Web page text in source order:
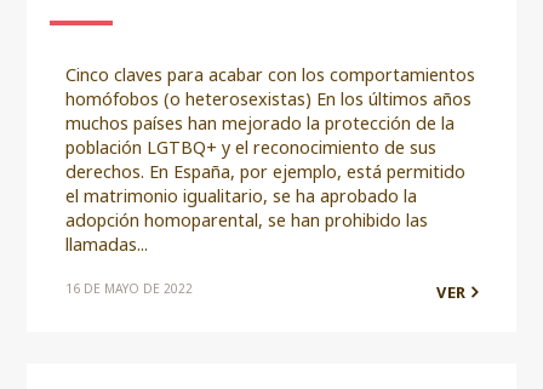
Cinco claves para acabar con los comportamientos
homófobos (o heterosexistas) En los últimos años
muchos países han mejorado la protección de la
población LGTBQ+ y el reconocimiento de sus
derechos. En España, por ejemplo, está permitido
el matrimonio igualitario, se ha aprobado la
adopción homoparental, se han prohibido las
llamadas...
16 DE MAYO DE 2022 VER